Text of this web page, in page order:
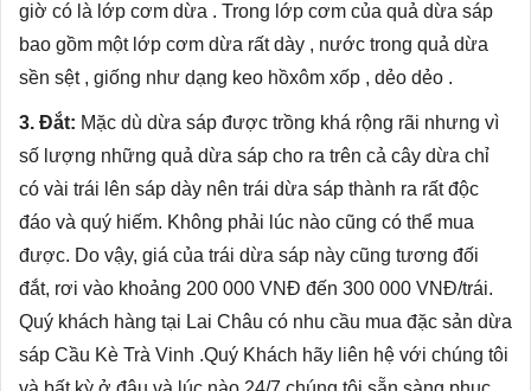
giờ có là lớp cơm dừa . Trong lớp cơm của quả dừa sáp
bao gồm một lớp cơm dừa rất dày , nước trong quả dừa
sền sệt , giống như dạng keo hồxôm xốp , dẻo dẻo .
3. Đắt: Mặc dù dừa sáp được trồng khá rộng rãi nhưng vì
số lượng những quả dừa sáp cho ra trên cả cây dừa chỉ
có vài trái lên sáp dày nên trái dừa sáp thành ra rất độc
đáo và quý hiếm. Không phải lúc nào cũng có thể mua
được. Do vậy, giá của trái dừa sáp này cũng tương đối
đắt, rơi vào khoảng 200 000 VNĐ đến 300 000 VNĐ/trái.
Quý khách hàng tại Lai Châu có nhu cầu mua đặc sản dừa
sáp Cầu Kè Trà Vinh .Quý Khách hãy liên hệ với chúng tôi